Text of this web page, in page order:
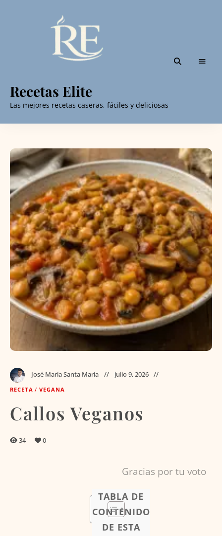
Recetas Elite
Las mejores recetas caseras, fáciles y deliciosas
José María Santa María julio 9, 2026
RECETA / VEGANA
Callos Veganos
34 0
Gracias por tu voto
TABLA DE
CONTENIDO
DE ESTA